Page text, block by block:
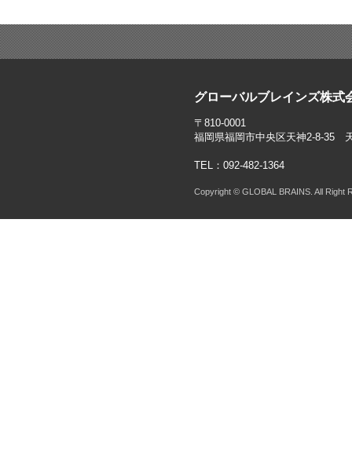
グローバルブレインズ株式
〒810-0001
福岡県福岡市中央区天神2-8-35
TEL：092-482-1364
Copyright © GLOBAL BRAINS. All Right